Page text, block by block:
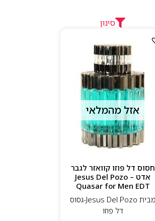
סינון
אזל מהמלאי
חסוס דל פוזו קוואזר לגבר
אדט – Jesus Del Pozo
Quasar for Men EDT
מבית Jesus Del Pozo-גסוס
דל פוזו